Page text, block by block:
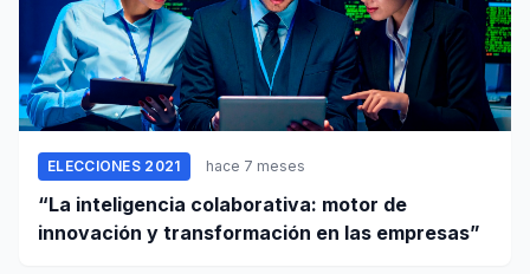
ELECCIONES 2021 hace 7 meses
“La inteligencia colaborativa: motor de
innovación y transformación en las empresas”